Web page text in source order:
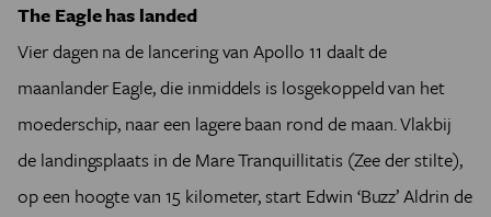
The Eagle has landed
Vier dagen na de lancering van Apollo 11 daalt de
maanlander Eagle, die inmiddels is losgekoppeld van het
moederschip, naar een lagere baan rond de maan. Vlakbij
de landingsplaats in de Mare Tranquillitatis (Zee der stilte),
op een hoogte van 15 kilometer, start Edwin ‘Buzz’ Aldrin de